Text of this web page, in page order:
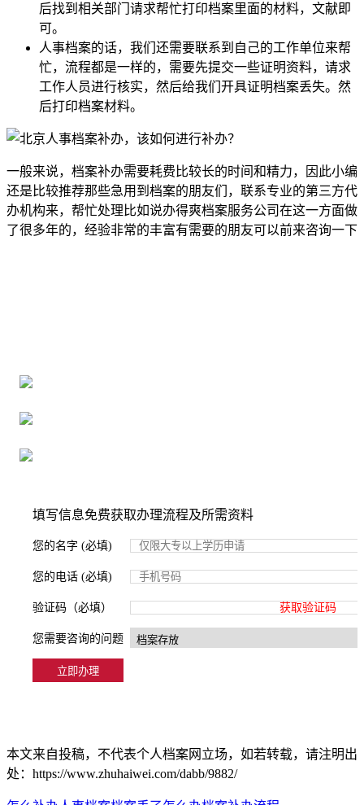
后找到相关部门请求帮忙打印档案里面的材料，文献即
可。
人事档案的话，我们还需要联系到自己的工作单位来帮
忙，流程都是一样的，需要先提交一些证明资料，请求
工作人员进行核实，然后给我们开具证明档案丢失。然
后打印档案材料。
一般来说，档案补办需要耗费比较长的时间和精力，因此小编
还是比较推荐那些急用到档案的朋友们，联系专业的第三方代
办机构来，帮忙处理比如说办得爽档案服务公司在这一方面做
了很多年的，经验非常的丰富有需要的朋友可以前来咨询一下
填写信息免费获取办理流程及所需资料
您的名字 (必填)
您的电话 (必填)
验证码（必填） 获取验证码
您需要咨询的问题
本文来自投稿，不代表个人档案网立场，如若转载，请注明出
处：https://www.zhuhaiwei.com/dabb/9882/